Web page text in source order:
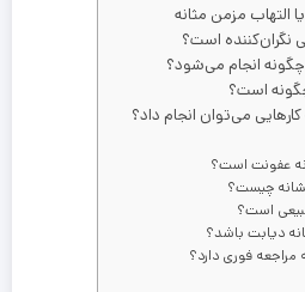
نگران‌کننده است؟
انجام می‌شود؟
چگونه است؟
می‌توان انجام داد؟
عفونت است؟
چیست؟
طبیعی است؟
دیابت باشد؟
مراجعه فوری دارد؟